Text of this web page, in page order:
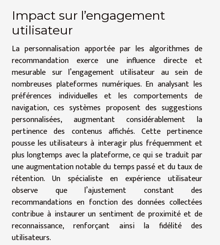
Impact sur l’engagement
utilisateur
La personnalisation apportée par les algorithmes de
recommandation exerce une influence directe et
mesurable sur l’engagement utilisateur au sein de
nombreuses plateformes numériques. En analysant les
préférences individuelles et les comportements de
navigation, ces systèmes proposent des suggestions
personnalisées, augmentant considérablement la
pertinence des contenus affichés. Cette pertinence
pousse les utilisateurs à interagir plus fréquemment et
plus longtemps avec la plateforme, ce qui se traduit par
une augmentation notable du temps passé et du taux de
rétention. Un spécialiste en expérience utilisateur
observe que l’ajustement constant des
recommandations en fonction des données collectées
contribue à instaurer un sentiment de proximité et de
reconnaissance, renforçant ainsi la fidélité des
utilisateurs.